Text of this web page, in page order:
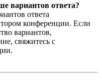
вариантов ответа?
ответа
конференции. Если
вариантов,
свяжитесь с